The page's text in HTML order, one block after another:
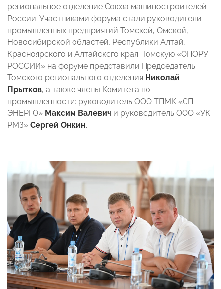
региональное отделение Союза машиностроителей
России. Участниками форума стали руководители
промышленных предприятий Томской, Омской,
Новосибирской областей, Республики Алтай,
Красноярского и Алтайского края. Томскую «ОПОРУ
РОССИИ» на форуме представили Председатель
Томского регионального отделения Николай
Прытков, а также члены Комитета по
промышленности: руководитель ООО ТПМК «СП-
ЭНЕРГО» Максим Валевич и руководитель ООО «УК
РМЗ» Сергей Онкин.